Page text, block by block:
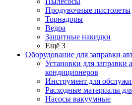
Продувочные пистолеты
Торнадоры
Ведра
Защитные накидки
Ещё 3
Оборудование для заправки
Установки для заправки
кондиционеров
Инструмент для
Расходные материалы
Насосы вакуумные